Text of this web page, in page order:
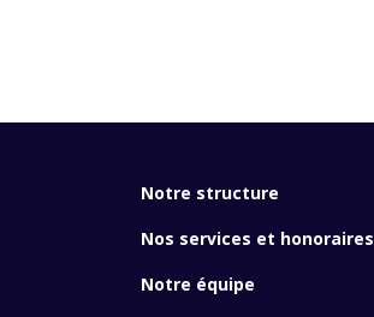
Notre structure
Nos services et honoraires
Notre équipe